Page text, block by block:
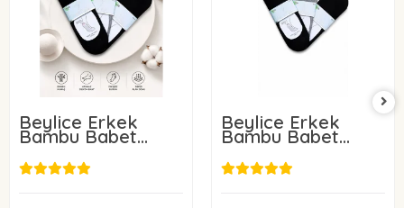
Beylice Erkek
Bambu Babet
Çorap 6 Adet
14,00 USD
Beylice Erkek
Bambu Babet
Çorap 3 Adet
7,96 USD